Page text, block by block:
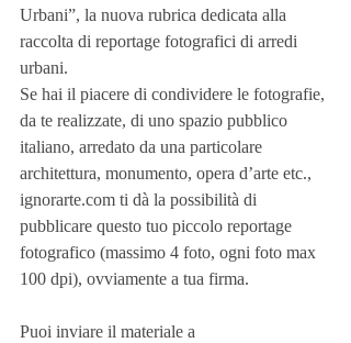
Urbani”, la nuova rubrica dedicata alla
raccolta di reportage fotografici di arredi
urbani.
Se hai il piacere di condividere le fotografie,
da te realizzate, di uno spazio pubblico
italiano, arredato da una particolare
architettura, monumento, opera d’arte etc.,
ignorarte.com ti dà la possibilità di
pubblicare questo tuo piccolo reportage
fotografico (massimo 4 foto, ogni foto max
100 dpi), ovviamente a tua firma.
Puoi inviare il materiale a